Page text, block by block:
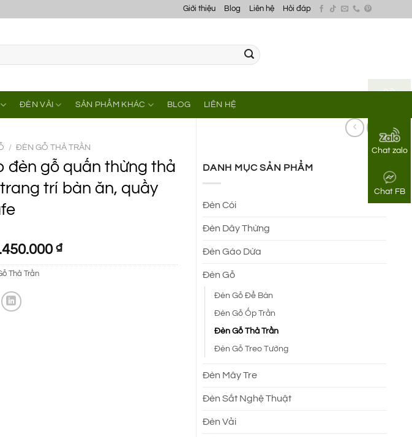
Chat zalo
Chat FB
Giới thiệu Blog Liên hệ Hỏi đáp
ĐÈN VẢI SẢN PHẨM KHÁC BLOG LIÊN HỆ
DANH MỤC SẢN PHẨM
Đèn Cói
Đèn Dây Thừng
Đèn Gáo Dừa
Đèn Gỗ
Đèn Gỗ Để Bàn
Đèn Gỗ Ốp Trần
Đèn Gỗ Thả Trần
Đèn Gỗ Treo Tường
Đèn Mây Tre
Đèn Sắt Nghệ Thuật
Đèn Vải
/ ĐÈN GỖ THẢ TRẦN
đèn gỗ quấn thừng thả
trí bàn ăn, quầy
₫.
₫Giá
hiện
Thả Trần